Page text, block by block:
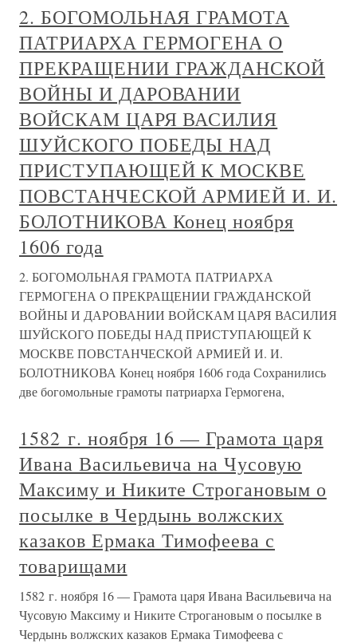
2. БОГОМОЛЬНАЯ ГРАМОТА
ПАТРИАРХА ГЕРМОГЕНА О
ПРЕКРАЩЕНИИ ГРАЖДАНСКОЙ
ВОЙНЫ И ДАРОВАНИИ
ВОЙСКАМ ЦАРЯ ВАСИЛИЯ
ШУЙСКОГО ПОБЕДЫ НАД
ПРИСТУПАЮЩЕЙ К МОСКВЕ
ПОВСТАНЧЕСКОЙ АРМИЕЙ И. И.
БОЛОТНИКОВА Конец ноября
1606 года
2. БОГОМОЛЬНАЯ ГРАМОТА ПАТРИАРХА
ГЕРМОГЕНА О ПРЕКРАЩЕНИИ ГРАЖДАНСКОЙ
ВОЙНЫ И ДАРОВАНИИ ВОЙСКАМ ЦАРЯ ВАСИЛИЯ
ШУЙСКОГО ПОБЕДЫ НАД ПРИСТУПАЮЩЕЙ К
МОСКВЕ ПОВСТАНЧЕСКОЙ АРМИЕЙ И. И.
БОЛОТНИКОВА Конец ноября 1606 года Сохранились
две богомольные грамоты патриарха Гермогена,
1582 г. ноября 16 — Грамота царя
Ивана Васильевича на Чусовую
Максиму и Никите Строгановым о
посылке в Чердынь волжских
казаков Ермака Тимофеева с
товарищами
1582 г. ноября 16 — Грамота царя Ивана Васильевича на
Чусовую Максиму и Никите Строгановым о посылке в
Чердынь волжских казаков Ермака Тимофеева с